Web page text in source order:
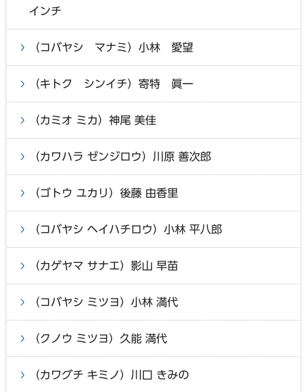
インチ
（コバヤシ マナミ）小林 愛望
（キトク シンイチ）寄特 眞一
（カミオ ミカ）神尾 美佳
（カワハラ ゼンジロウ）川原 善次郎
（ゴトウ ユカリ）後藤 由香里
（コバヤシ ヘイハチロウ）小林 平八郎
（カゲヤマ サナエ）影山 早苗
（コバヤシ ミツヨ）小林 満代
（クノウ ミツヨ）久能 満代
（カワグチ キミノ）川口 きみの